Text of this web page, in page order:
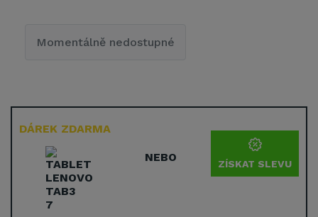
DÁREK ZDARMA
NEBO ZÍSKAT SLEVU
Momentálně nedostupné